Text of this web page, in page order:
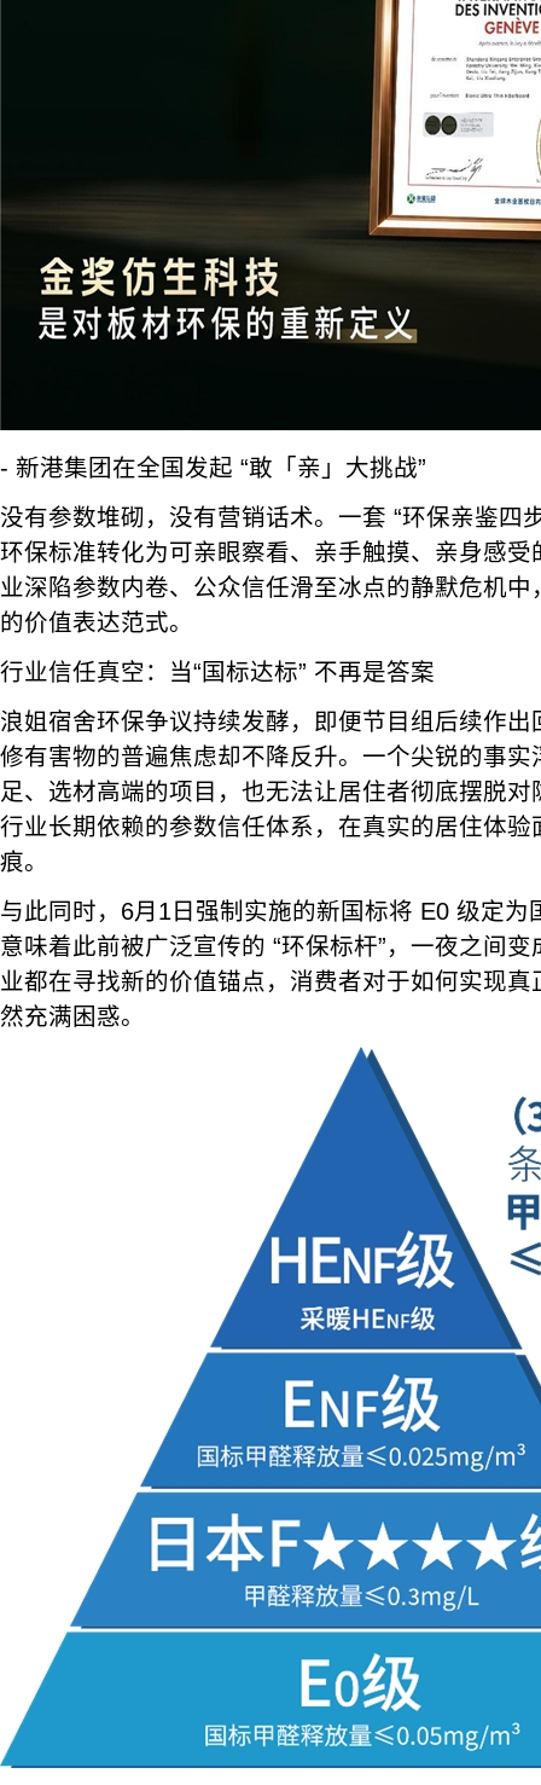
- 新港集团在全国发起 “敢「亲」大挑战”
没有参数堆砌，没有营销话术。一套 “环保亲鉴四
环保标准转化为可亲眼察看、亲手触摸、亲身感
业深陷参数内卷、公众信任滑至冰点的静默危机
的价值表达范式。
行业信任真空：当“国标达标” 不再是答案
浪姐宿舍环保争议持续发酵，即便节目组后续作
修有害物的普遍焦虑却不降反升。一个尖锐的事
足、选材高端的项目，也无法让居住者彻底摆脱
行业长期依赖的参数信任体系，在真实的居住体验
痕。
与此同时，6月1日强制实施的新国标将 E0 级定为
意味着此前被广泛宣传的 “环保标杆”，一夜之间
业都在寻找新的价值锚点，消费者对于如何实现
然充满困惑。